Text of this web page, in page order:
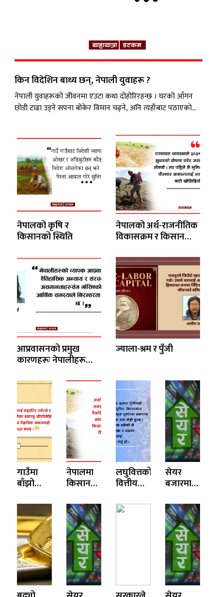
विविध
किन विदेशिन बाध्य छन्, नेपाली युवाहरू ?
नेपाली युवाहरूको जीवनमा एउटा कथा दोहोरिरहन्छ । घरको आँगन
छोडी टाढा उड्ने सपना बोकेर विमान चढ्ने, अनि त्यहाँबाट पठाएको
कुरा अब उत्सव जस्तै भइसकेको छ । तर यो उत्सवको पछाडि लुकेको
पीडा र बाध्यता कसैले बोल्दैन र देख्दैन । हाम्रा युवा पुस्ता किन
विदेशिन बाध्य छन्...
नेपालको कृषि र
किसानको स्थिति
नेपालको अर्थ-राजनीतिक
विकासक्रम र किसान
आप्रवासनको प्रमुख
कारणहरूः नेपालीहरू
किन बसाइँ सर्छन् ?
ज्याला-श्रम र पुँजी
गाउँमा
बाँझो
शहरमा
आना
किनेर
छानाः
कसरी
होला
समाधान ?
नेपालमा
किसान
एक
संक्षिप्त
ऐतिहासिक
चित्र
लघुवित्तको
वित्तीय
समस्या र
समाधान
सेयर
बजारमा
अंकले
वृद्धि